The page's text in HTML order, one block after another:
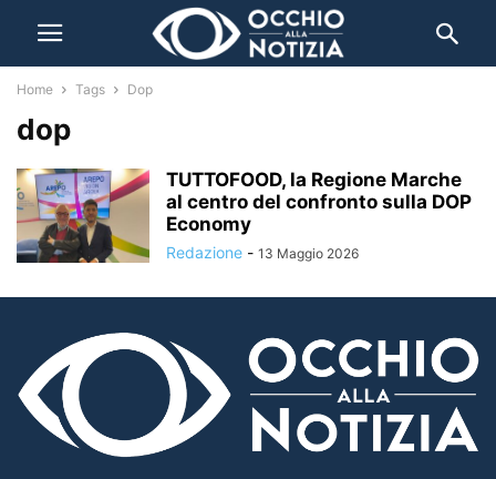
Home Tags Dop
dop
TUTTOFOOD, la Regione Marche
al centro del confronto sulla DOP
Economy
Redazione - 13 Maggio 2026